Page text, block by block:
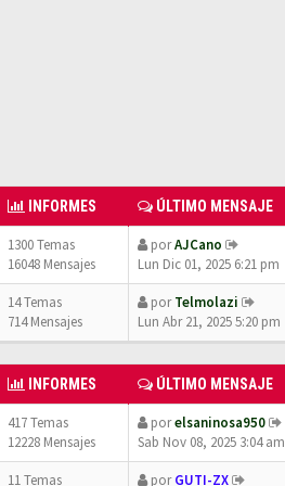
INFORMES ÚLTIMO MENSAJE
1300 Temas
16048 Mensajes
porAJCano
Lun Dic 01, 2025 6:21 pm
14 Temas
714 Mensajes
porTelmolazi
Lun Abr 21, 2025 5:20 pm
INFORMES ÚLTIMO MENSAJE
417 Temas
12228 Mensajes
porelsaninosa950
Sab Nov 08, 2025 3:04 am
11 Temas
porGUTI-ZX